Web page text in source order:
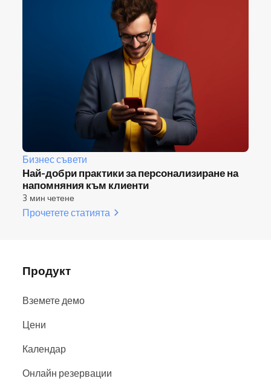
Бизнес съвети
Най-добри практики за персонализиране на
напомняния към клиенти
3 мин четене
Прочетете статията
Продукт
Вземете демо
Цени
Календар
Онлайн резервации